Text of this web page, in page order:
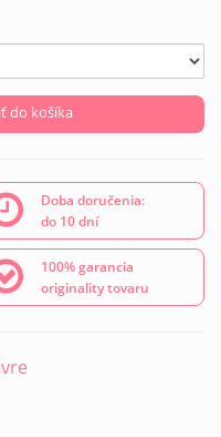
do košíka
Doba doručenia:
do 10 dní
100% garancia
originality tovaru